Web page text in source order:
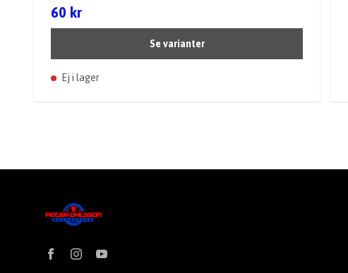
60 kr
Se varianter
Ej i lager